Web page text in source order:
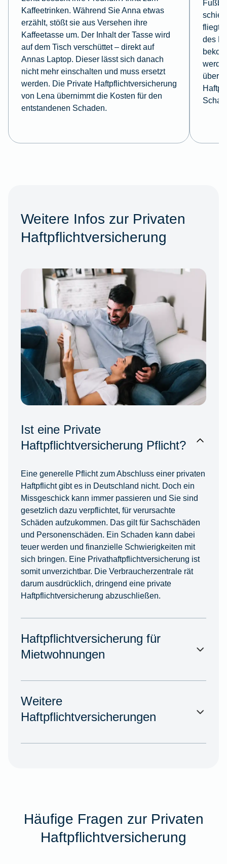
Kaffeetrinken. Während Sie Anna etwas
erzählt, stößt sie aus Versehen ihre
Kaffeetasse um. Der Inhalt der Tasse wird
auf dem Tisch verschüttet – direkt auf
Annas Laptop. Dieser lässt sich danach
nicht mehr einschalten und muss ersetzt
werden. Die Private Haftpflichtversicherung
von Lena übernimmt die Kosten für den
entstandenen Schaden.
fliegt
des
Weitere Infos zur Privaten
Haftpflichtversicherung
Ist eine Private
Haftpflichtversicherung Pflicht?
Eine generelle Pflicht zum Abschluss einer privaten
Haftpflicht gibt es in Deutschland nicht. Doch ein
Missgeschick kann immer passieren und Sie sind
gesetzlich dazu verpflichtet, für verursachte
Schäden aufzukommen. Das gilt für Sachschäden
und Personenschäden. Ein Schaden kann dabei
teuer werden und finanzielle Schwierigkeiten mit
sich bringen. Eine Privathaftpflichtversicherung ist
somit unverzichtbar. Die Verbraucherzentrale rät
darum ausdrücklich, dringend eine private
Haftpflichtversicherung abzuschließen.
Haftpflichtversicherung für
Mietwohnungen
Weitere
Haftpflichtversicherungen
Häufige Fragen zur Privaten
Haftpflichtversicherung